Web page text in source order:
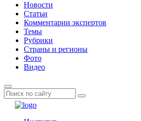
Новости
Статьи
Комментарии экспертов
Темы
Рубрики
Страны и регионы
Фото
Видео